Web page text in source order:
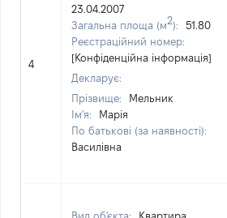
4
23.04.2007
Загальна площа (м2):
51.80
Реєстраційний номер:
[Конфіденційна інформація]
Декларує:
Прізвище:
Мельник
Ім'я:
Марія
По батькові (за наявності):
Василівна
Вид об'єкта: Квартира